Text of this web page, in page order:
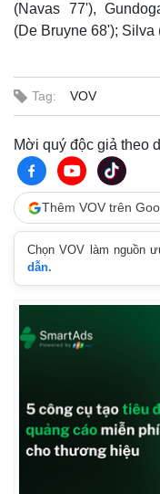
Kinh tế
Bất động sản
(Navas 77'),
(De Bruyne 68'); Silva
Tag: VOV
Mời quý độc giả theo
Thêm VOV trên
Chọn VOV làm nguồn
dẫn.